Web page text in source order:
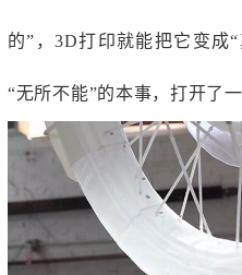
的”，3D打印就能把它变成
“无所不能”的本事，打开了